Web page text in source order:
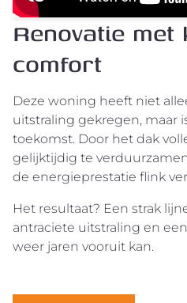
Renovatie
comfort
Deze woning heeft niet
uitstraling gekregen, maar
toekomst. Door het dak
gelijktijdig te
de energieprestatie flink
Het resultaat? Een strak
antraciete uitstraling en
weer jaren vooruit kan.